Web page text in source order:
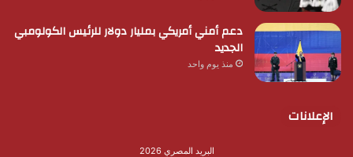
دعم أمني أمريكي بمليار دولار للرئيس الكولومبي
الجديد
منذ يوم واحد
الإعلانات
البريد المصري 2026